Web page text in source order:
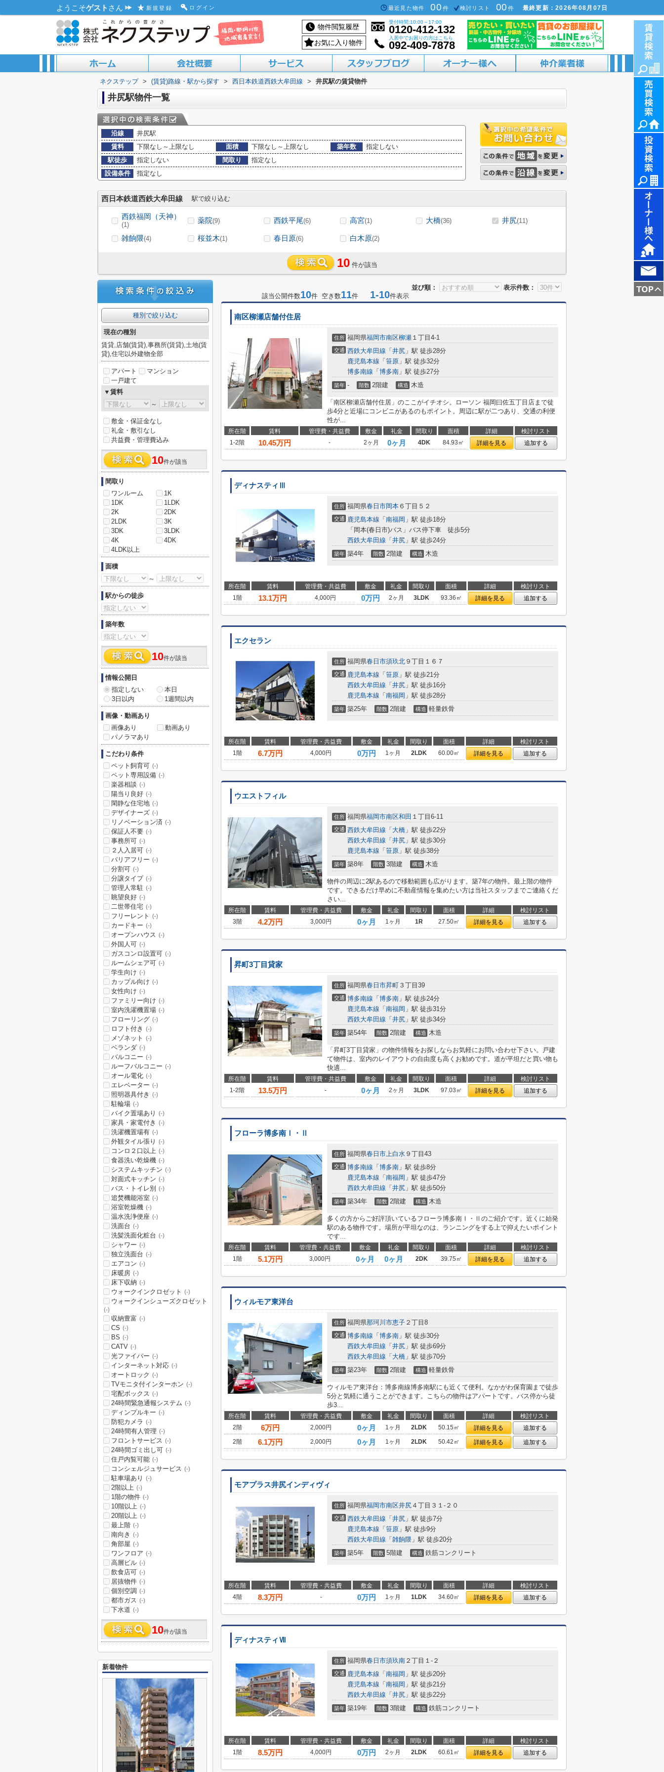
ようこそゲスト さん 新規登録 ログイン 最近見た物件 00 件 検討リスト 00 件 最終更新：2026年08月07日
物件閲覧履歴
受付時間:10:00～17:00
0120-412-132
お気に入り物件
入居中でお困りの方はこちら
092-409-7878
ABOUT US
ACCESS MAP 買いたい方へ
借りたい方へ
売りたい方へ
貸したい方へ
活用したい方へ
ネクステップ > (賃貸)路線・駅から探す > 西日本鉄道西鉄大牟田線 > 井尻駅の賃貸物件
井尻駅物件一覧
沿線
井尻駅
賃料
下限なし～上限なし 面積 下限なし～上限なし 築年数
指定しない
駅徒歩
指定しない 間取り
指定なし
設備条件
指定なし
西日本鉄道西鉄大牟田線 駅で絞り込む
西鉄福岡（天神）
(1)
薬院(9) 西鉄平尾(6) 高宮(1) 大橋(36) 井尻(11)
雑餉隈(4) 桜並木(1) 春日原(6) 白木原(2)
10 件が該当
並び順：
表示件数：
該当公開件数10件 空き数11件 1-10件表示
南区柳瀬店舗付住居
住所 福岡県福岡市南区柳瀬 １丁目4-1
交通 西鉄大牟田線 「 井尻 」駅 徒歩28分
鹿児島本線 「 笹原 」駅 徒歩32分
博多南線 「 博多南 」駅 徒歩27分
築年 - 階数 2階建 構造 木造
「南区柳瀬店舗付住居」のここがイチオシ。ローソン 福岡曰佐五丁目店まで徒
歩4分と近場にコンビニがあるのもポイント。周辺に駅が二つあり、交通の利便
性が...
所在階 賃料 管理費・共益費 敷金 礼金 間取り 面積 詳細
検討リスト
1-2階
10.45万円 - 2ヶ月 0ヶ月 4DK 84.93㎡ 詳細を見る 追加する
ディナスティⅢ
住所 福岡県春日市岡本 ６丁目５２
交通 鹿児島本線 「 南福岡 」駅 徒歩18分
「岡本(春日市)バス」バス停下車 徒歩5分
西鉄大牟田線 「 井尻 」駅 徒歩24分
築年 築4年 階数 2階建 構造 木造
所在階 賃料 管理費・共益費 敷金 礼金 間取り 面積 詳細
検討リスト
1階
13.1万円 4,000円 0万円 2ヶ月 3LDK 93.36㎡ 詳細を見る 追加する
エクセラン
住所 福岡県春日市須玖北 ９丁目１６７
交通 鹿児島本線 「 笹原 」駅 徒歩21分
西鉄大牟田線 「 井尻 」駅 徒歩16分
鹿児島本線 「 南福岡 」駅 徒歩28分
築年 築25年 階数 2階建 構造 軽量鉄骨
所在階 賃料 管理費・共益費 敷金 礼金 間取り 面積 詳細
検討リスト
1階
6.7万円 4,000円 0万円 1ヶ月 2LDK 60.00㎡ 詳細を見る 追加する
ウエストフィル
住所 福岡県福岡市南区和田 １丁目6-11
交通 西鉄大牟田線 「 大橋 」駅 徒歩22分
西鉄大牟田線 「 井尻 」駅 徒歩30分
鹿児島本線 「 笹原 」駅 徒歩38分
築年 築8年 階数 3階建 構造 木造
物件の周辺に2駅あるので移動範囲も広がります。築7年の物件。最上階の物件
です。できるだけ早めに不動産情報を集めたい方は当社スタッフまでご連絡くだ
さい...
所在階 賃料 管理費・共益費 敷金 礼金 間取り 面積 詳細
検討リスト
3階
4.2万円 3,000円 0ヶ月 1ヶ月 1R 27.50㎡ 詳細を見る 追加する
昇町3丁目貸家
住所 福岡県春日市昇町 ３丁目39
交通 博多南線 「 博多南 」駅 徒歩24分
鹿児島本線 「 南福岡 」駅 徒歩31分
西鉄大牟田線 「 井尻 」駅 徒歩34分
築年 築54年 階数 2階建 構造 木造
「昇町3丁目貸家」の物件情報をお探しならお気軽にお問い合わせ下さい。戸建
て物件は、室内のレイアウトの自由度も高くお勧めです。道が平坦だと買い物も
快適...
所在階 賃料 管理費・共益費 敷金 礼金 間取り 面積 詳細
検討リスト
1-2階
13.5万円 - 0ヶ月 2ヶ月 3LDK 97.03㎡ 詳細を見る 追加する
フローラ博多南Ⅰ・Ⅱ
住所 福岡県春日市上白水 ９丁目43
交通 博多南線 「 博多南 」駅 徒歩8分
鹿児島本線 「 南福岡 」駅 徒歩47分
西鉄大牟田線 「 井尻 」駅 徒歩50分
築年 築34年 階数 2階建 構造 木造
多くの方からご好評頂いているフローラ博多南Ⅰ・Ⅱのご紹介です。近くに始発
駅のある物件です。場所が平坦なのは、ランニングをする上で抑えたいポイント
です...
所在階 賃料 管理費・共益費 敷金 礼金 間取り 面積 詳細
検討リスト
1階
5.1万円 3,000円 0ヶ月 0ヶ月 2DK 39.75㎡ 詳細を見る 追加する
ウィルモア東洋台
住所 福岡県那珂川市恵子 ２丁目8
交通 博多南線 「 博多南 」駅 徒歩30分
西鉄大牟田線 「 井尻 」駅 徒歩69分
西鉄大牟田線 「 大橋 」駅 徒歩70分
築年 築23年 階数 2階建 構造 軽量鉄骨
ウィルモア東洋台：博多南線博多南駅にも近くて便利。なかがわ保育園まで徒歩
5分と気軽に通うことができます。こちらの物件はアパートです。バス停から徒
歩3...
所在階 賃料 管理費・共益費 敷金 礼金 間取り 面積 詳細
検討リスト
2階
6万円 2,000円 0ヶ月 1ヶ月 2LDK 50.15㎡ 詳細を見る
追加する
2階
6.1万円 2,000円 0ヶ月 1ヶ月 2LDK 50.42㎡ 詳細を見る 追加する
モアプラス井尻インディヴィ
住所 福岡県福岡市南区井尻 ４丁目３１-２０
交通 西鉄大牟田線 「 井尻 」駅 徒歩7分
鹿児島本線 「 笹原 」駅 徒歩9分
西鉄大牟田線 「 雑餉隈 」駅 徒歩20分
築年 築5年 階数 5階建 構造 鉄筋コンクリート
所在階 賃料 管理費・共益費 敷金 礼金 間取り 面積 詳細
検討リスト
4階
8.3万円 - 0万円 1ヶ月 1LDK 34.60㎡ 詳細を見る 追加する
ディナスティⅦ
住所 福岡県春日市須玖南 ２丁目１-２
交通 鹿児島本線 「 南福岡 」駅 徒歩20分
鹿児島本線 「 南福岡 」駅 徒歩21分
西鉄大牟田線 「 井尻 」駅 徒歩22分
築年 築19年 階数 3階建 構造 鉄筋コンクリート
所在階 賃料 管理費・共益費 敷金 礼金 間取り 面積 詳細
検討リスト
1階
8.5万円 4,000円 0万円 2ヶ月 2LDK 60.61㎡ 詳細を見る 追加する
種別で絞り込む
現在の種別
賃貸,店舗(賃貸),事務所(賃貸),土地(賃
貸),住宅以外建物全部
アパート
マンション
一戸建て
▼賃料
～
敷金・保証金なし
礼金・敷引なし
共益費・管理費込み
10件が該当
間取り
ワンルーム
1K
1DK
1LDK
2K
2DK
2LDK
3K
3DK
3LDK
4K
4DK
4LDK以上
面積
～
駅からの徒歩
築年数
10件が該当
情報公開日
指定しない
本日
3日以内
1週間以内
画像・動画あり
画像あり
動画あり
パノラマあり
こだわり条件
ペット飼育可 (-)
ペット専用設備 (-)
楽器相談 (-)
陽当り良好 (-)
閑静な住宅地 (-)
デザイナーズ (-)
リノベーション済 (-)
保証人不要 (-)
事務所可 (-)
２人入居可 (-)
バリアフリー (-)
分割可 (-)
分譲タイプ (-)
管理人常駐 (-)
眺望良好 (-)
二世帯住宅 (-)
フリーレント (-)
カードキー (-)
オープンハウス (-)
外国人可 (-)
ガスコンロ設置可 (-)
ルームシェア可 (-)
学生向け (-)
カップル向け (-)
女性向け (-)
ファミリー向け (-)
室内洗濯機置場 (-)
フローリング (-)
ロフト付き (-)
メゾネット (-)
ベランダ (-)
バルコニー (-)
ルーフバルコニー (-)
オール電化 (-)
エレベーター (-)
照明器具付き (-)
駐輪場 (-)
バイク置場あり (-)
家具・家電付き (-)
洗濯機置場有 (-)
外観タイル張り (-)
コンロ２口以上 (-)
食器洗い乾燥機 (-)
システムキッチン (-)
対面式キッチン (-)
バス・トイレ別 (-)
追焚機能浴室 (-)
浴室乾燥機 (-)
温水洗浄便座 (-)
洗面台 (-)
洗髪洗面化粧台 (-)
シャワー (-)
独立洗面台 (-)
エアコン (-)
床暖房 (-)
床下収納 (-)
ウォークインクロゼット (-)
ウォークインシューズクロゼット
(-)
収納豊富 (-)
CS (-)
BS (-)
CATV (-)
光ファイバー (-)
インターネット対応 (-)
オートロック (-)
TVモニタ付インターホン (-)
宅配ボックス (-)
24時間緊急通報システム (-)
ディンプルキー (-)
防犯カメラ (-)
24時間有人管理 (-)
フロントサービス (-)
24時間ゴミ出し可 (-)
住戸内覧可能 (-)
コンシェルジュサービス (-)
駐車場あり (-)
2階以上 (-)
1階の物件 (-)
10階以上 (-)
20階以上 (-)
最上階 (-)
南向き (-)
角部屋 (-)
ワンフロア (-)
高層ビル (-)
飲食店可 (-)
居抜物件 (-)
個別空調 (-)
都市ガス (-)
下水道 (-)
10件が該当
新着物件